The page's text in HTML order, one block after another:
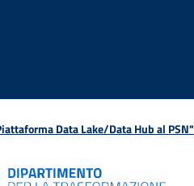
Data Lake/Data Hub al PSN"